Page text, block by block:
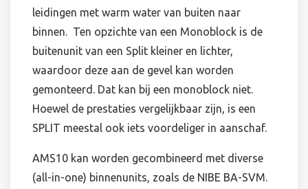
leidingen met warm water van buiten naar
binnen. Ten opzichte van een Monoblock is de
buitenunit van een Split kleiner en lichter,
waardoor deze aan de gevel kan worden
gemonteerd. Dat kan bij een monoblock niet.
Hoewel de prestaties vergelijkbaar zijn, is een
SPLIT meestal ook iets voordeliger in aanschaf.
AMS10 kan worden gecombineerd met diverse
(all-in-one) binnenunits, zoals de NIBE BA-SVM.